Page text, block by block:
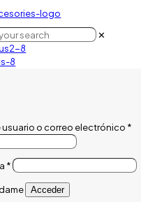
✕
usuario o correo electrónico *
*
Acceder